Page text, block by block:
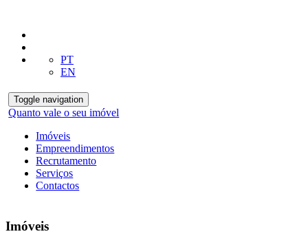
PT
EN
Toggle navigation
Quanto vale o seu imóvel
Imóveis
Empreendimentos
Recrutamento
Serviços
Contactos
Imóveis